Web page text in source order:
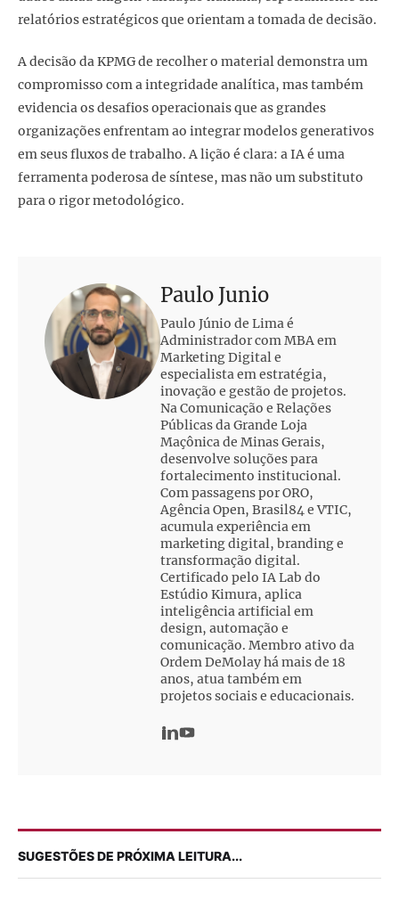
relatórios estratégicos que orientam a tomada de decisão.
A decisão da KPMG de recolher o material demonstra um
compromisso com a integridade analítica, mas também
evidencia os desafios operacionais que as grandes
organizações enfrentam ao integrar modelos generativos
em seus fluxos de trabalho. A lição é clara: a IA é uma
ferramenta poderosa de síntese, mas não um substituto
para o rigor metodológico.
Paulo Junio
Paulo Júnio de Lima é
Administrador com MBA em
Marketing Digital e
especialista em estratégia,
inovação e gestão de projetos.
Na Comunicação e Relações
Públicas da Grande Loja
Maçônica de Minas Gerais,
desenvolve soluções para
fortalecimento institucional.
Com passagens por ORO,
Agência Open, Brasil84 e VTIC,
acumula experiência em
marketing digital, branding e
transformação digital.
Certificado pelo IA Lab do
Estúdio Kimura, aplica
inteligência artificial em
design, automação e
comunicação. Membro ativo da
Ordem DeMolay há mais de 18
anos, atua também em
projetos sociais e educacionais.
SUGESTÕES DE PRÓXIMA LEITURA...